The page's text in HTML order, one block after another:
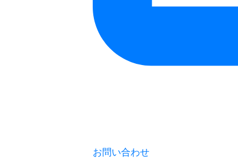
お問い合わせ